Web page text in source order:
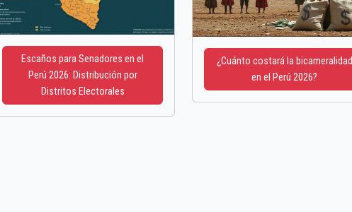
Escaños para Senadores en el
Perú 2026: Distribución por
Distritos Electorales
¿Cuánto costará la bicameralidad
en el Perú 2026?